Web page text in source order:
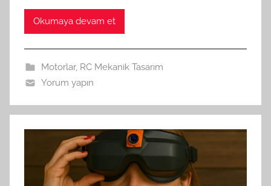
Okumaya devam et
Motorlar, RC Mekanik Tasarım
Yorum yapın